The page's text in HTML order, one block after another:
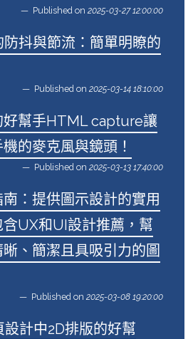
Published on 2025-03-27 12:00:00
抖與節流：簡單明瞭的
Published on 2025-03-14 18:10:00
好幫手HTML capture讓
的麥克風與鏡頭！
Published on 2025-03-13 17:40:00
：提供圖示設計的實用
UX和UI設計推薦，幫
、簡潔且具吸引力的圖
Published on 2025-03-08 19:20:00
計中2D排版的好幫